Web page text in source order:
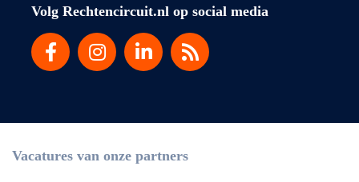
Volg Rechtencircuit.nl op social media
Vacatures van onze partners